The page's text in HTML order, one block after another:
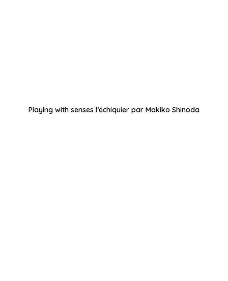
Playing with senses l’échiquier par Makiko Shinoda